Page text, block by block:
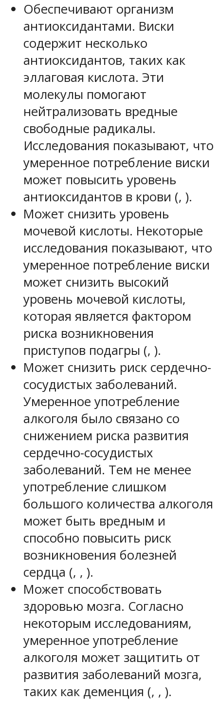
Обеспечивают организм
антиоксидантами. Виски
содержит несколько
антиоксидантов, таких как
эллаговая кислота. Эти
молекулы помогают
нейтрализовать вредные
свободные радикалы.
Исследования показывают, что
умеренное потребление виски
может повысить уровень
антиоксидантов в крови (, ).
Может снизить уровень
мочевой кислоты. Некоторые
исследования показывают, что
умеренное потребление виски
может снизить высокий
уровень мочевой кислоты,
которая является фактором
риска возникновения
приступов подагры (, ).
Может снизить риск сердечно-
сосудистых заболеваний.
Умеренное употребление
алкоголя было связано со
снижением риска развития
сердечно-сосудистых
заболеваний. Тем не менее
употребление слишком
большого количества алкоголя
может быть вредным и
способно повысить риск
возникновения болезней
сердца (, , ).
Может способствовать
здоровью мозга. Согласно
некоторым исследованиям,
умеренное употребление
алкоголя может защитить от
развития заболеваний мозга,
таких как деменция (, , ).